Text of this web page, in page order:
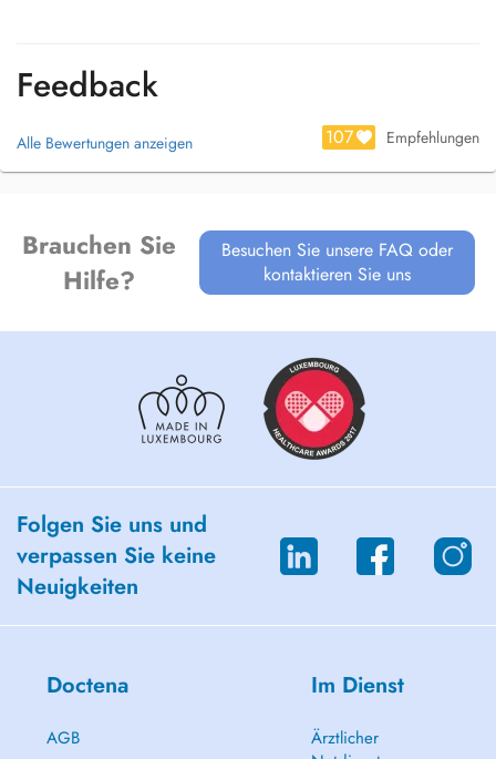
Feedback
Alle Bewertungen anzeigen 107 Empfehlungen
Brauchen Sie
Hilfe?
Besuchen Sie unsere FAQ oder
kontaktieren Sie uns
Folgen Sie uns und
verpassen Sie keine
Neuigkeiten
Doctena
AGB
Im Dienst
Ärztlicher